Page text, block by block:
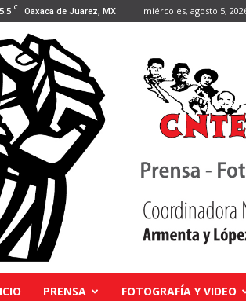
C Oaxaca de Juarez, MX miércoles, agosto 5,
PRENSA FOTOGRAFÍA Y VIDEO